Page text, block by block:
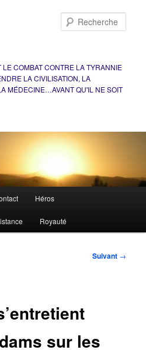
COMBAT CONTRE LA TYRANNIE
LA CIVILISATION, LA
MÉDECINE…AVANT QU'IL NE SOIT
Héros
Royauté
Suivant →
sur les